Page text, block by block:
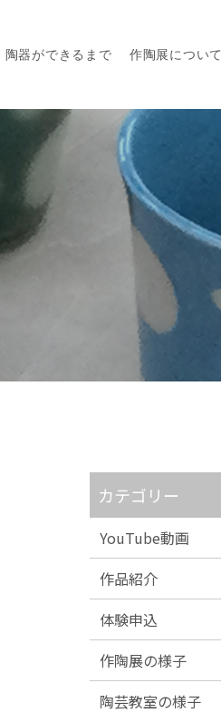
陶器ができるまで 作陶展について
カテゴリー
YouTube動画
作品紹介
体験申込
作陶展の様子
陶芸教室の様子